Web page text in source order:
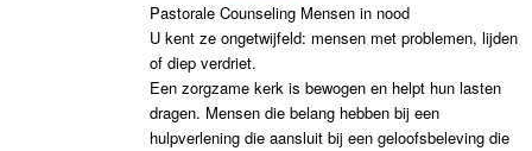
Pastorale Counseling Mensen in nood
U kent ze ongetwijfeld: mensen met problemen, lijden
of diep verdriet.
Een zorgzame kerk is bewogen en helpt hun lasten
dragen. Mensen die belang hebben bij een
hulpverlening die aansluit bij een geloofsbeleving die